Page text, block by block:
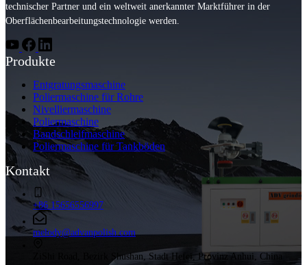
technischer Partner und ein weltweit anerkannter Marktführer in der
Oberflächenbearbeitungstechnologie werden.
Produkte
Entgratungsmaschine
Poliermaschine für Rohre
Nivelliermaschine
Poliermaschine
Bandschleifmaschine
Poliermaschine für Tankböden
Kontakt
+86 15656556997
melody@advanpolish.com
ZiShi Road, Bezirk Shushan, Stadt Hefei, Provinz Anhui, China